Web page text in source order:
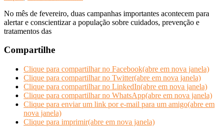
No mês de fevereiro, duas campanhas importantes acontecem para
alertar e conscientizar a população sobre cuidados, prevenção e
tratamentos das
Compartilhe
Clique para compartilhar no Facebook(abre em nova janela)
Clique para compartilhar no Twitter(abre em nova janela)
Clique para compartilhar no LinkedIn(abre em nova janela)
Clique para compartilhar no WhatsApp(abre em nova janela)
Clique para enviar um link por e-mail para um amigo(abre em
nova janela)
Clique para imprimir(abre em nova janela)